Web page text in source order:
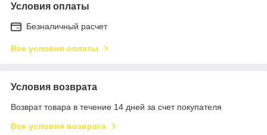
Условия оплаты
Безналичный расчет
Все условия оплаты
Условия возврата
Возврат товара в течение 14 дней за счет покупателя
Все условия возврата